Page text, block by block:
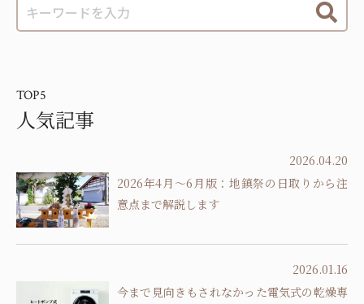
TOP5
人気記事
2026.04.20
2026年4月～6月版：地鎮祭の日取りから注
意点まで解説します
2026.01.16
今まで見向きもされなかった電気式の乾燥専